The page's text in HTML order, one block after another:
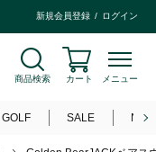
新規会員登録 ログイン
商品検索 カート メニュー
SALE